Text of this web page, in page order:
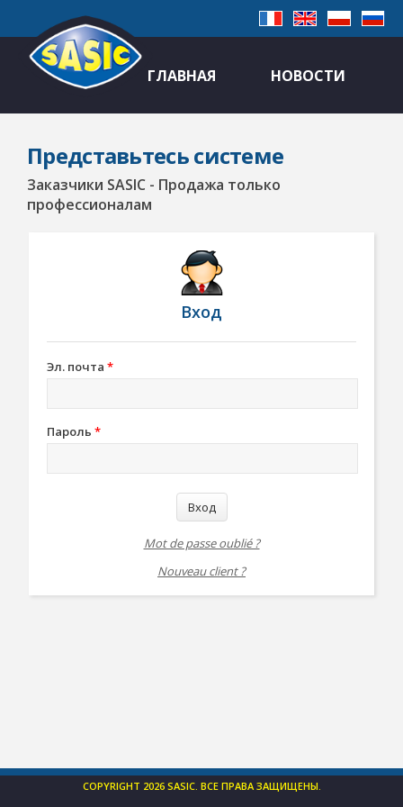
ГЛАВНАЯ НОВОСТИ
Представьтесь системе
Заказчики SASIC - Продажа только
профессионалам
Вход
Эл. почта *
Пароль *
Вход
Mot de passe oublié ?
Nouveau client ?
COPYRIGHT 2026 SASIC. ВСЕ ПРАВА ЗАЩИЩЕНЫ.